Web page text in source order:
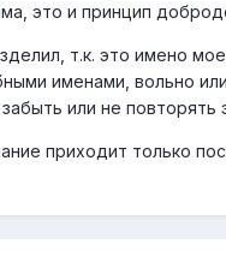
это и принцип
т.к. это имено
именами, вольно
или не
приходит только